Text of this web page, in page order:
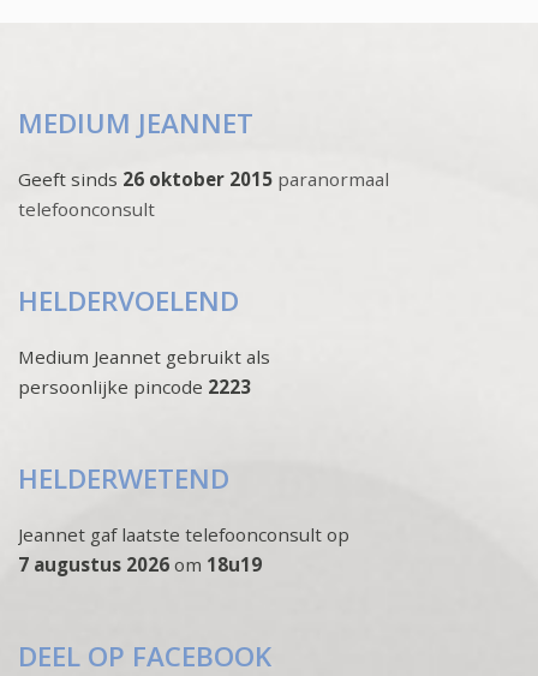
MEDIUM JEANNET
Geeft sinds 26 oktober 2015 paranormaal
telefoonconsult
HELDERVOELEND
Medium Jeannet gebruikt als
persoonlijke pincode 2223
HELDERWETEND
Jeannet gaf laatste telefoonconsult op
7 augustus 2026 om 18u19
DEEL OP FACEBOOK